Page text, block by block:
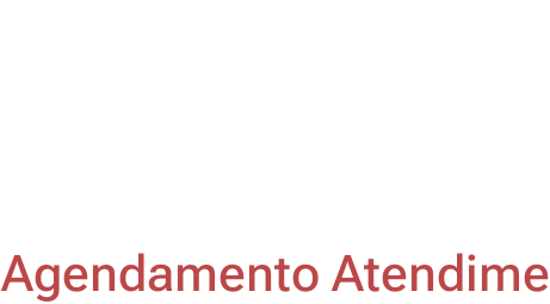
Agendamento